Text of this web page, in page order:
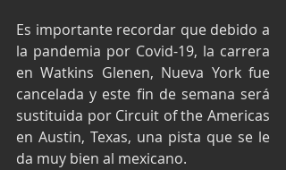
Es importante recordar que debido a
la pandemia por Covid-19, la carrera
en Watkins Glenen, Nueva York fue
cancelada y este fin de semana será
sustituida por Circuit of the Americas
en Austin, Texas, una pista que se le
da muy bien al mexicano.